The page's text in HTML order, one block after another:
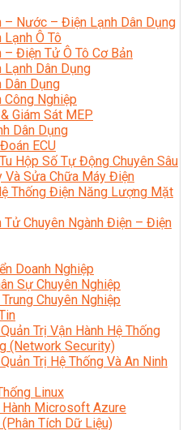
– Nước – Điện Lạnh Dân Dụng
Ô Tô
Điện Tử Ô Tô Cơ Bản
Dân Dụng
Dân Dụng
Công Nghiệp
Giám Sát MEP
Dân Dụng
ECU
Hộp Số Tự Động Chuyên Sâu
Và Sửa Chữa Máy Điện
Thống Điện Năng Lượng Mặt
Tử Chuyên Ngành Điện – Điện
Doanh Nghiệp
Sự Chuyên Nghiệp
Chuyên Nghiệp
Trị Vận Hành Hệ Thống
(Network Security)
Quản Trị Hệ Thống Và An Ninh
Linux
Hành Microsoft Azure
Tích Dữ Liệu)